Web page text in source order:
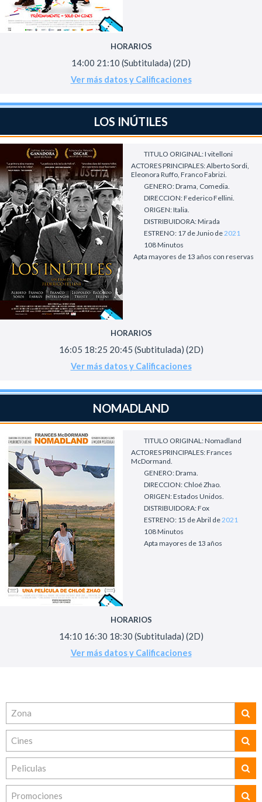
HORARIOS
14:00 21:10 (Subtitulada) (2D)
Ver más datos y Calificaciones
LOS INÚTILES
TITULO ORIGINAL: I vitelloni
ACTORES PRINCIPALES: Alberto Sordi,
Eleonora Ruffo, Franco Fabrizi.
GENERO: Drama, Comedia.
DIRECCION: Federico Fellini.
ORIGEN: Italia.
DISTRIBUIDORA: Mirada
ESTRENO: 17 de Junio de2021
108 Minutos
Apta mayores de 13 años con reservas
HORARIOS
16:05 18:25 20:45 (Subtitulada) (2D)
Ver más datos y Calificaciones
NOMADLAND
TITULO ORIGINAL: Nomadland
ACTORES PRINCIPALES: Frances
McDormand.
GENERO: Drama.
DIRECCION: Chloé Zhao.
ORIGEN: Estados Unidos.
DISTRIBUIDORA: Fox
ESTRENO: 15 de Abril de2021
108 Minutos
Apta mayores de 13 años
HORARIOS
14:10 16:30 18:30 (Subtitulada) (2D)
Ver más datos y Calificaciones
Zona
Cines
Peliculas
Promociones